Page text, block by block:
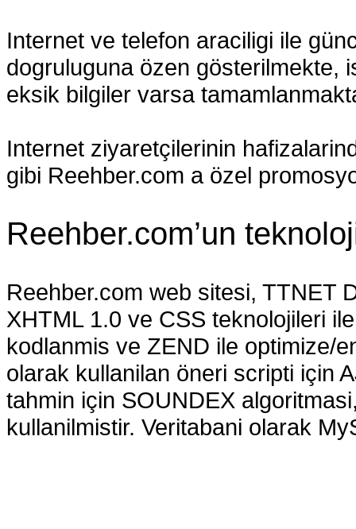
Internet ve telefon araciligi ile
dogruluguna özen gösterilmekte,
eksik bilgiler varsa
Internet ziyaretçilerinin
gibi Reehber.com a özel
Reehber.com’un
Reehber.com web sitesi, TTNET
XHTML 1.0 ve CSS teknolojileri
kodlanmis ve ZEND ile optimize/
olarak kullanilan öneri scripti için
tahmin için SOUNDEX
kullanilmistir. Veritabani olarak